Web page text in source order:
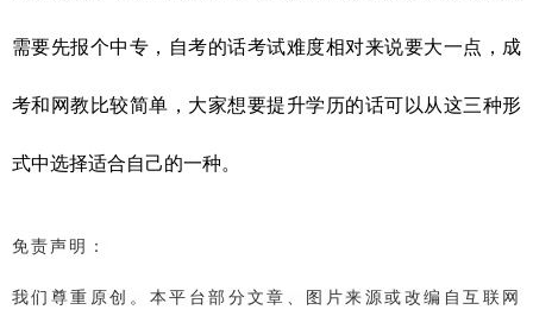
需要先报个中专，自考的话考试难度相对来说要大一点，成
考和网教比较简单，大家想要提升学历的话可以从这三种形
式中选择适合自己的一种。
免责声明：
我们 尊重原创 ​。本平台部分文章、图片来源或改编自互联网